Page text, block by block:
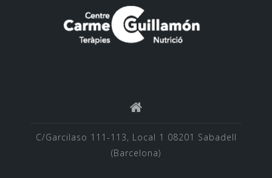
C/Garcilaso 111-113, Local 1 08201 Sabadell
(Barcelona)